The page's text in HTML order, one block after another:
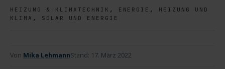
HEIZUNG & KLIMATECHNIK , ENERGIE ,
HEIZUNG UND
KLIMA , SOLAR UND ENERGIE
Von Mika LehmannStand: 17. März 2022